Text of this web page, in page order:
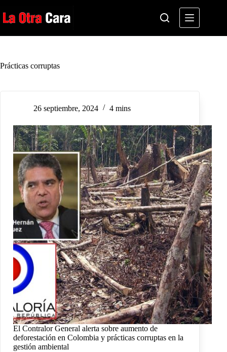
al
contenido
Prácticas corruptas
26 septiembre, 2024 4 mins
El Contralor General alerta sobre aumento de
deforestación en Colombia y prácticas corruptas en la
gestión ambiental